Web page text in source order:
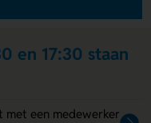
en 17:30 staan
met een medewerker